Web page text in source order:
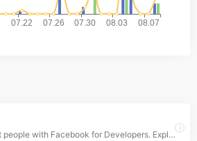
Code to connect people with Facebook for Developers. Explore AI, business tools, gaming, open source, publishing, social hardware, social integration, and virtual reality. Learn about Facebook&#x2019;s global programs to educate and connect developers.